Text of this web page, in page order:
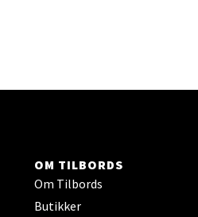
OM TILBORDS
Om Tilbords
Butikker